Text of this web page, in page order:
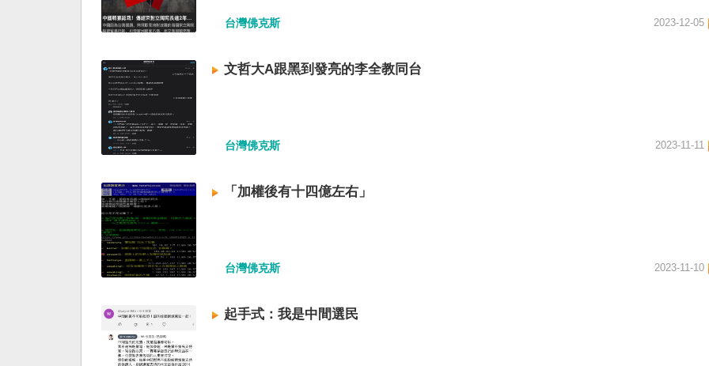
台灣佛克斯 2023-12-05
文哲大A跟黑到發亮的李全教同台
台灣佛克斯 2023-11-11
「加權後有十四億左右」
台灣佛克斯 2023-11-10
起手式：我是中間選民